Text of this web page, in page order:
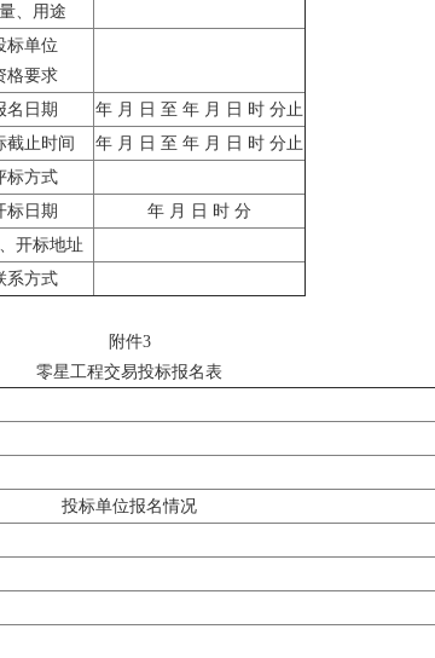
、用途
标单位
格要求
名日期
年 月 日 至 年 月 日 时 分止
截止时间
年 月 日 至 年 月 日 时 分止
标方式
标日期
年 月 日 时 分
开标地址
系方式
附件3
零星工程交易投标报名表
投标单位报名情况